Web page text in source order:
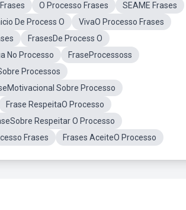
O Processo Frases
SEAME Frases
De Process O
VivaO Processo Frases
FrasesDe Process O
No Processo
FraseProcessoss
Processos
Sobre Processo
Frase RespeitaO Processo
Respeitar O Processo
Frases Frases AceiteO Processo